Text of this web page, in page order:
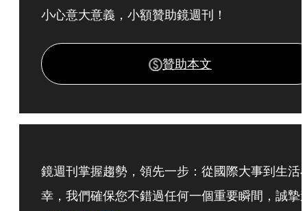
小心意大意義，小額贊助鏡週刊！
贊助本文
鏡週刊掌握趨勢，領先一步：從國際大事到生活
幸，我們確保您不錯過任何一個重要瞬間，誠摯